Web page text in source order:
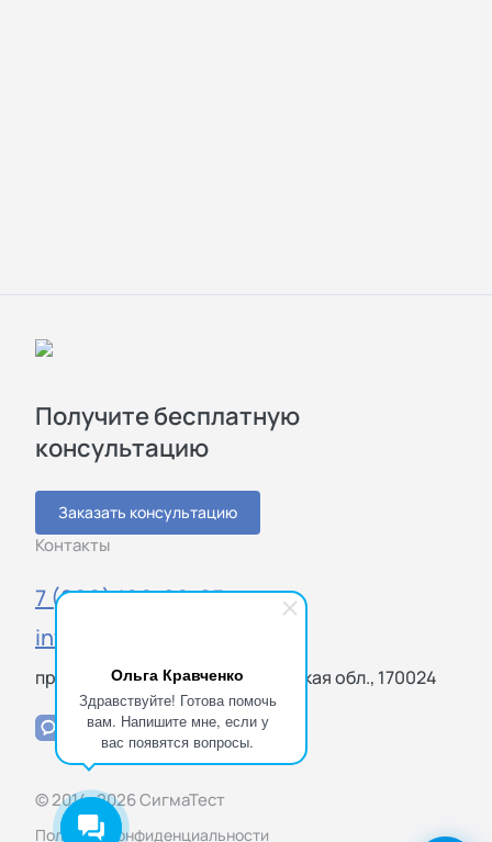
Ольга Кравченко
Здравствуйте! Готова помочь
вам. Напишите мне, если у
вас появятся вопросы.
Получите бесплатную
консультацию
Заказать консультацию
Контакты
7 (800) 100-20-85
info@sigmatest.ru
просп. Ленина, 10, Тверь, Тверская обл., 170024
© 2014–2026 СигмаТест
Политика конфиденциальности